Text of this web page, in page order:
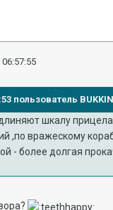
пользователь
шкалу
,по вражескому
- более долгая